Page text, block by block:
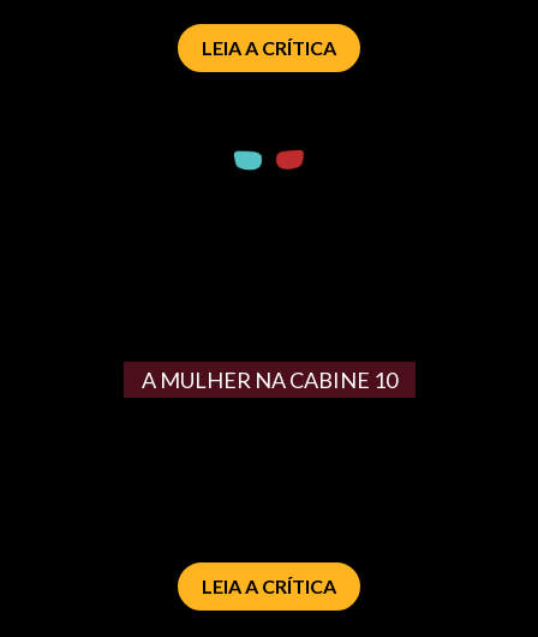
LEIA A CRÍTICA
A MULHER NA CABINE 10
LEIA A CRÍTICA